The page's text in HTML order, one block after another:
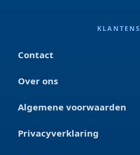
Contact
Over ons
Algemene voorwaarden
Privacyverklaring